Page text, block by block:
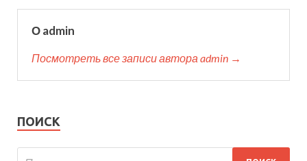
О admin
Посмотреть все записи автора admin →
ПОИСК